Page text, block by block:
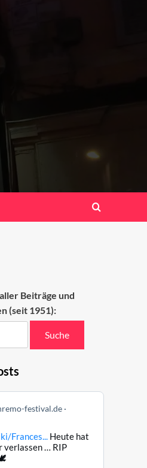
Beiträge und
(seit 1951):
Suche
festival.de
Frances...Heute hat
verlassen … RIP